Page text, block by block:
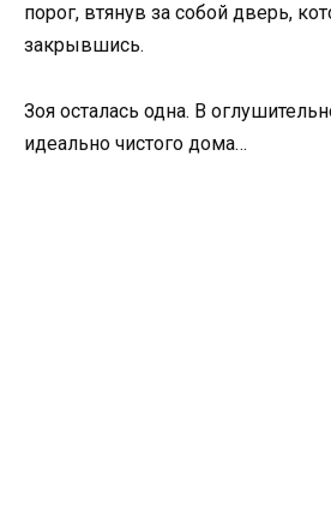
порог, втянув за собой дверь,
закрывшись.
Зоя осталась одна. В
идеально чистого дома…